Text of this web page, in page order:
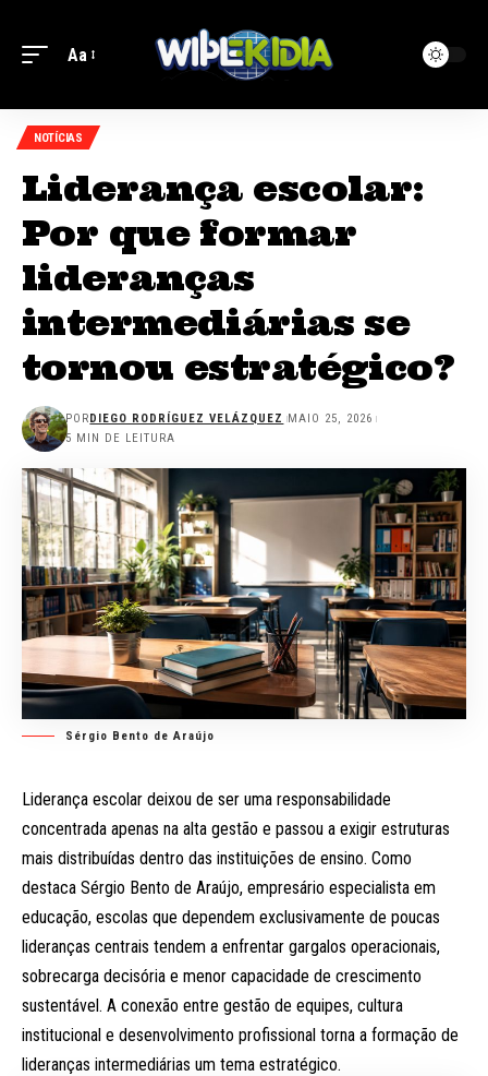
Aa
NOTÍCIAS
Liderança escolar:
Por que formar
lideranças
intermediárias se
tornou estratégico?
PORDIEGO RODRÍGUEZ VELÁZQUEZ MAIO 25, 2026
5 MIN DE LEITURA
Sérgio Bento de Araújo
Liderança escolar deixou de ser uma responsabilidade
concentrada apenas na alta gestão e passou a exigir estruturas
mais distribuídas dentro das instituições de ensino. Como
destaca Sérgio Bento de Araújo, empresário especialista em
educação, escolas que dependem exclusivamente de poucas
lideranças centrais tendem a enfrentar gargalos operacionais,
sobrecarga decisória e menor capacidade de crescimento
sustentável. A conexão entre gestão de equipes, cultura
institucional e desenvolvimento profissional torna a formação de
lideranças intermediárias um tema estratégico.